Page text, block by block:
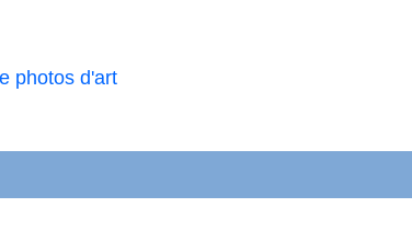
photos d'art